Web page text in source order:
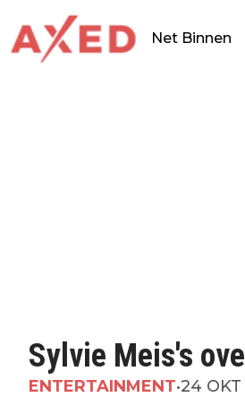
Net Binnen
Sylvie Meis's
ENTERTAINMENT•24